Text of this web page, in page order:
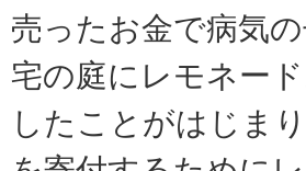
売ったお金で病気
宅の庭にレモネー
したことがはじま